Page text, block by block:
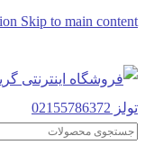
Skip to main content